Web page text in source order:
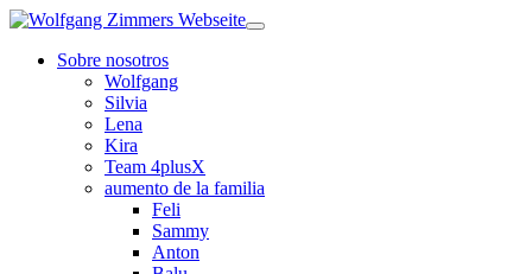
Sobre nosotros
Wolfgang
Silvia
Lena
Kira
Team 4plusX
aumento de la familia
Feli
Sammy
Anton